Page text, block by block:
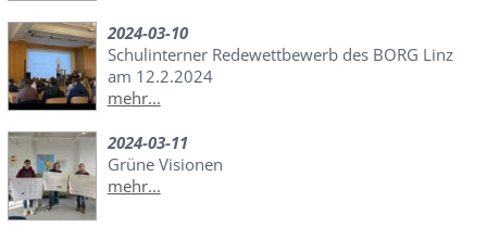
2024-03-10
Schulinterner Redewettbewerb des BORG Linz
am 12.2.2024
mehr...
2024-03-11
Grüne Visionen
mehr...